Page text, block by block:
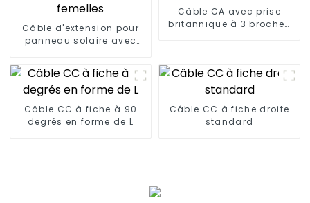
Câble d'extension pour
panneau solaire avec
femelles
Câble CA avec prise
britannique à 3 broches
Câble CC à fiche à 90
degrés en forme de L
Câble CC à fiche droite
standard